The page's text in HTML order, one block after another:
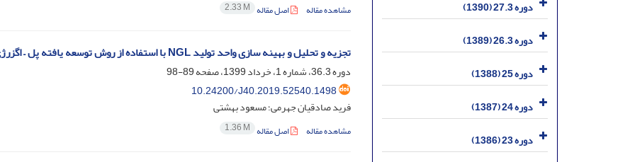
مشاهده مقاله اصل مقاله 2.33 M
تجزیه و تحلیل و بهینه سازی واحد تولید NGL با استفاده از روش توسعه یافته پل – اگزرژی و الگوریتم تکامل تفاضلی
دوره 36.3، شماره 1، خرداد 1399، صفحه
89-98
10.24200/J40.2019.52540.1498
فرید صادقیان جهرمی؛ مسعود بهشتی
مشاهده مقاله اصل مقاله 1.36 M
دوره 27.3 (1390)
دوره 26.3 (1389)
دوره 25 (1388)
دوره 24 (1387)
دوره 23 (1386)